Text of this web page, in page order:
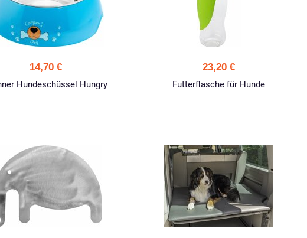
14,70 €
Hundeschüssel Hungry
23,20 €
Futterflasche für Hunde